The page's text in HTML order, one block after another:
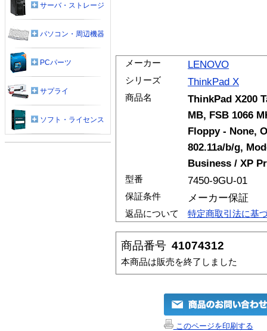
メーカー LENOVO
シリーズ ThinkPad X
商品名
ThinkPad X200
MB, FSB 1066
Floppy - None,
802.11a/b/g,
Business / XP
型番 7450-9GU-01
保証条件 メーカー保証
返品について 特定商取引法に基
商品番号 41074312
本商品は販売を終了しました
このページを印刷する
サーバ・ストレージ
パソコン・周辺機器
PCパーツ
サプライ
ソフト・ライセンス